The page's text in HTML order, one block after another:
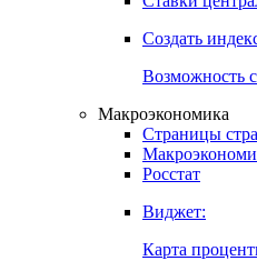
Создать
Возможность
Макроэкономика
Страницы
Росстат
Виджет:
Карта